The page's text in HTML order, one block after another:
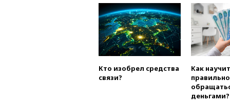
Кто изобрел средства
связи?
Как
правильно
деньгами?